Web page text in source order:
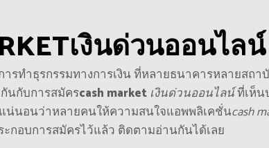
เงินด่วนออนไลน์
รทำธุรกรรมทางการเงิน ที่หลายธนาคารหลายสถา
นกับการสมัครcash market เงินด่วนออนไลน์ที่เห็น
น่นอนว่าหลายคนให้ความสนใจแอพพลิเคชั่นcash
กอบการสมัครไว้แล้ว ติดตามอ่านกันได้เลย